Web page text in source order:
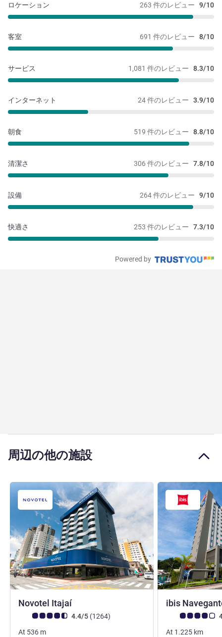
263 件のレビュー 9/10
ロケーション
691 件のレビュー 8/10
客室
1,081 件のレビュー 8.3/10
サービス
24 件のレビュー 3.9/10
インターネット
519 件のレビュー 8.8/10
朝食
306 件のレビュー 7.8/10
清潔さ
264 件のレビュー 9/10
設備
253 件のレビュー 7.3/10
快適さ
Powered by
周辺の他の施設
Novotel Itajaí
お客さまの声 (確認済みレビュー アコーホテルズ)
4.4/5 (1264件のレビュー
)
At 536 m
ibis
お客さまの声 (
At 1.225 km